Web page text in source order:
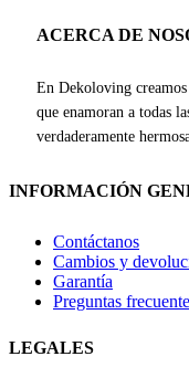
ACERCA DE
En Dekoloving
que enamoran a todas
verdaderamente
INFORMACIÓN
Contáctanos
Cambios y
Garantía
Preguntas
LEGALES